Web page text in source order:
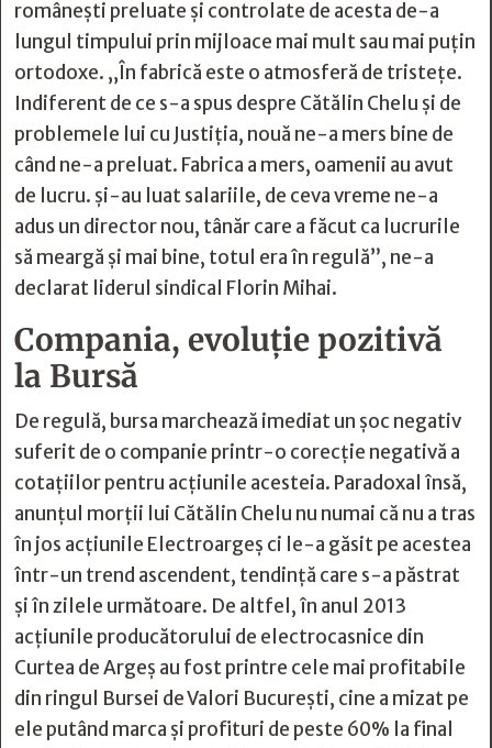
românești preluate și controlate de acesta de-a
lungul timpului prin mijloace mai mult sau mai puțin
ortodoxe. „În fabrică este o atmosferă de tristețe.
Indiferent de ce s-a spus despre Cătălin Chelu și de
problemele lui cu Justiția, nouă ne-a mers bine de
când ne-a preluat. Fabrica a mers, oamenii au avut
de lucru. și-au luat salariile, de ceva vreme ne-a
adus un director nou, tânăr care a făcut ca lucrurile
să meargă și mai bine, totul era în regulă”, ne-a
declarat liderul sindical Florin Mihai.
Compania, evoluție pozitivă
la Bursă
De regulă, bursa marchează imediat un șoc negativ
suferit de o companie printr-o corecție negativă a
cotațiilor pentru acțiunile acesteia. Paradoxal însă,
anunțul morții lui Cătălin Chelu nu numai că nu a tras
în jos acțiunile Electroargeș ci le-a găsit pe acestea
într-un trend ascendent, tendință care s-a păstrat
și în zilele următoare. De altfel, în anul 2013
acțiunile producătorului de electrocasnice din
Curtea de Argeș au fost printre cele mai profitabile
din ringul Bursei de Valori București, cine a mizat pe
ele putând marca și profituri de peste 60% la final